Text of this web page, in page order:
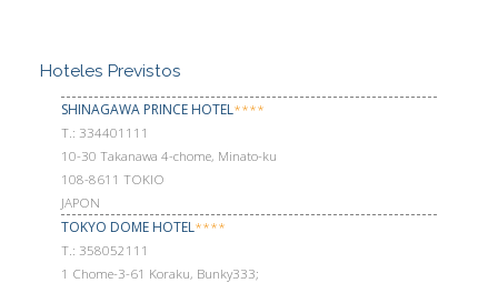
Hoteles Previstos
SHINAGAWA PRINCE HOTEL****
Т.: 334401111
10-30 Takanawa 4-chome, Minato-ku
108-8611 TOKIO
JAPON
TOKYO DOME HOTEL****
Т.: 358052111
1 Chome-3-61 Koraku, Bunky333;